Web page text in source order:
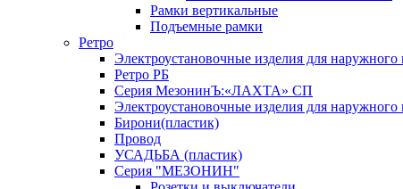
Рамки вертикальные
Подъемные рамки
Ретро
Электроустановочные изделия для
Ретро РБ
Серия МезонинЪ:«ЛАХТА» СП
Электроустановочные изделия для
Бирони(пластик)
Провод
УСАДЬБА (пластик)
Серия "МЕЗОНИН"